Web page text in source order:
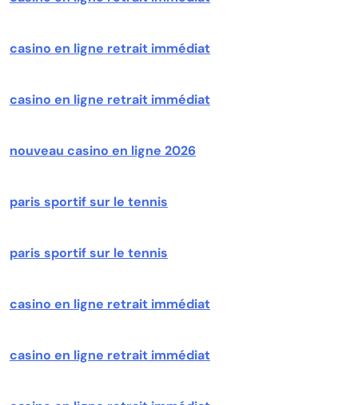
casino en ligne retrait immédiat
casino en ligne retrait immédiat
nouveau casino en ligne 2026
paris sportif sur le tennis
paris sportif sur le tennis
casino en ligne retrait immédiat
casino en ligne retrait immédiat